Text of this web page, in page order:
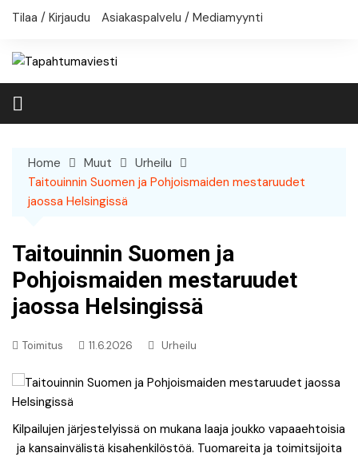
Skip
Tilaa / Kirjaudu Asiakaspalvelu / Mediamyynti
Home Muut
Urheilu
Taitouinnin Suomen ja Pohjoismaiden mestaruudet
jaossa Helsingissä
Taitouinnin Suomen ja
Pohjoismaiden mestaruudet
jaossa Helsingissä
Toimitus 11.6.2026 Urheilu
Kilpailujen järjestelyissä on mukana laaja joukko vapaaehtoisia
ja kansainvälistä kisahenkilöstöä. Tuomareita ja toimitsijoita